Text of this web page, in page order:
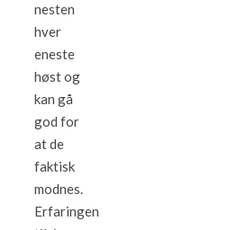
nesten
hver
eneste
høst og
kan gå
god for
at de
faktisk
modnes.
Erfaringen